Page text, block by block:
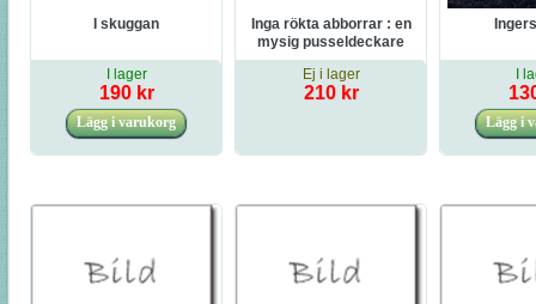
I skuggan
I lager
190 kr
Inga rökta abborrar : en
mysig pusseldeckare
Ej i lager
210 kr
I